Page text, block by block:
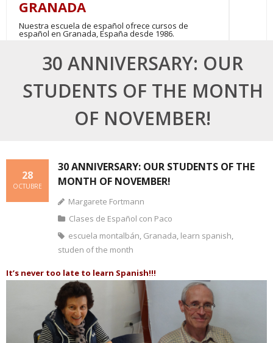
GRANADA
Nuestra escuela de español ofrece cursos de
español en Granada, España desde 1986.
30 ANNIVERSARY: OUR
STUDENTS OF THE MONTH
OF NOVEMBER!
30 ANNIVERSARY: OUR STUDENTS OF THE
MONTH OF NOVEMBER!
28
OCTUBRE
Margarete Fortmann
Clases de Español con Paco
escuela montalbán, Granada, learn spanish,
studen of the month
It’s never too late to learn Spanish!!!